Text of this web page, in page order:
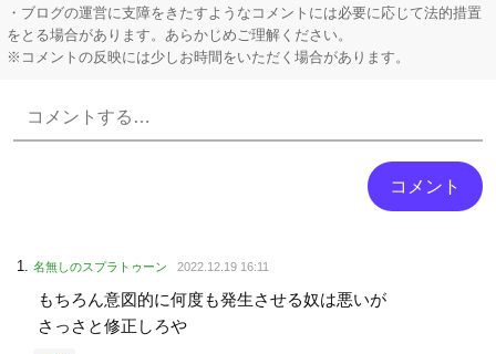
・ブログの運営に支障をきたすようなコメントには必要に応じて法的措置
をとる場合があります。あらかじめご理解ください。
※コメントの反映には少しお時間をいただく場合があります。
名無しのスプラトゥーン 2022.12.19 16:11
もちろん意図的に何度も発生させる奴は悪いが
さっさと修正しろや